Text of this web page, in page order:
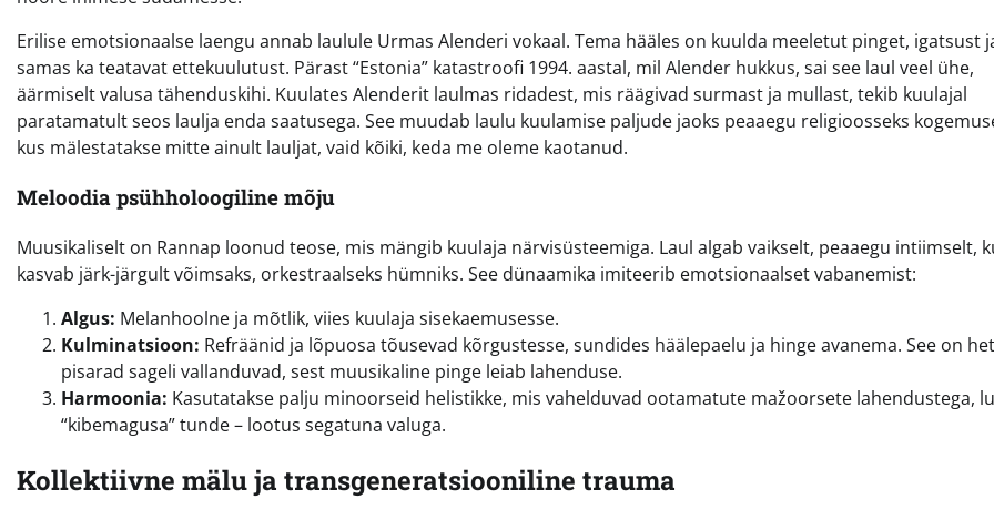
Erilise emotsionaalse laengu annab laulule Urmas Alenderi vokaal. Tema hääles on kuulda meeletut pinget, igatsust
samas ka teatavat ettekuulutust. Pärast “Estonia” katastroofi 1994. aastal, mil Alender hukkus, sai see laul veel ühe,
äärmiselt valusa tähenduskihi. Kuulates Alenderit laulmas ridadest, mis räägivad surmast ja mullast, tekib kuulajal
paratamatult seos laulja enda saatusega. See muudab laulu kuulamise paljude jaoks peaaegu religioosseks
kus mälestatakse mitte ainult lauljat, vaid kõiki, keda me oleme kaotanud.
Meloodia psühholoogiline mõju
Muusikaliselt on Rannap loonud teose, mis mängib kuulaja närvisüsteemiga. Laul algab vaikselt, peaaegu intiimselt,
kasvab järk-järgult võimsaks, orkestraalseks hümniks. See dünaamika imiteerib emotsionaalset vabanemist:
Algus: Melanhoolne ja mõtlik, viies kuulaja sisekaemusesse.
Kulminatsioon: Refräänid ja lõpuosa tõusevad kõrgustesse, sundides häälepaelu ja hinge avanema. See on
pisarad sageli vallanduvad, sest muusikaline pinge leiab lahenduse.
Harmoonia: Kasutatakse palju minoorseid helistikke, mis vahelduvad ootamatute mažoorsete lahendustega,
“kibemagusa” tunde – lootus segatuna valuga.
Kollektiivne mälu ja transgeneratsiooniline trauma